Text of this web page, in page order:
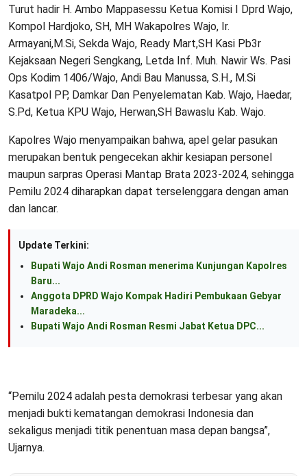
Turut hadir H. Ambo Mappasessu Ketua Komisi I Dprd Wajo,
Kompol Hardjoko, SH, MH Wakapolres Wajo, Ir.
Armayani,M.Si, Sekda Wajo, Ready Mart,SH Kasi Pb3r
Kejaksaan Negeri Sengkang, Letda Inf. Muh. Nawir Ws. Pasi
Ops Kodim 1406/Wajo, Andi Bau Manussa, S.H., M.Si
Kasatpol PP, Damkar Dan Penyelematan Kab. Wajo, Haedar,
S.Pd, Ketua KPU Wajo, Herwan,SH Bawaslu Kab. Wajo.
Kapolres Wajo menyampaikan bahwa, apel gelar pasukan
merupakan bentuk pengecekan akhir kesiapan personel
maupun sarpras Operasi Mantap Brata 2023-2024, sehingga
Pemilu 2024 diharapkan dapat terselenggara dengan aman
dan lancar.
Update Terkini:
Bupati Wajo Andi Rosman menerima Kunjungan Kapolres
Baru...
Anggota DPRD Wajo Kompak Hadiri Pembukaan Gebyar
Maradeka...
Bupati Wajo Andi Rosman Resmi Jabat Ketua DPC...
“Pemilu 2024 adalah pesta demokrasi terbesar yang akan
menjadi bukti kematangan demokrasi Indonesia dan
sekaligus menjadi titik penentuan masa depan bangsa”,
Ujarnya.